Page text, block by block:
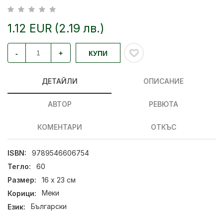
1.12 EUR (2.19 лв.)
- + КУПИ
ДЕТАЙЛИ ОПИСАНИЕ
АВТОР РЕВЮТА
КОМЕНТАРИ ОТКЪС
ISBN:
9789546606754
Тегло:
60
Размер:
16 х 23 см
Корици:
Меки
Език:
Български